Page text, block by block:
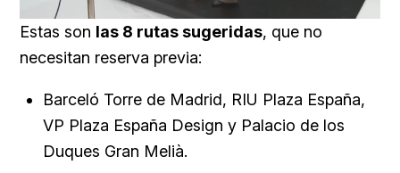
Unmute
91.74%
Estas son las 8 rutas sugeridas, que no
necesitan reserva previa:
Barceló Torre de Madrid, RIU Plaza España,
VP Plaza España Design y Palacio de los
Duques Gran Melià.